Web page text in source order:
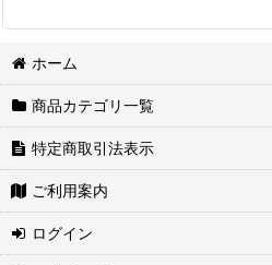
ホーム
商品カテゴリ一覧
特定商取引法表示
ご利用案内
ログイン